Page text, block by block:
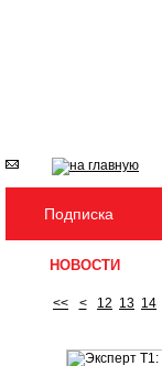
Подписка
НОВОСТИ
<< < 12 13 14